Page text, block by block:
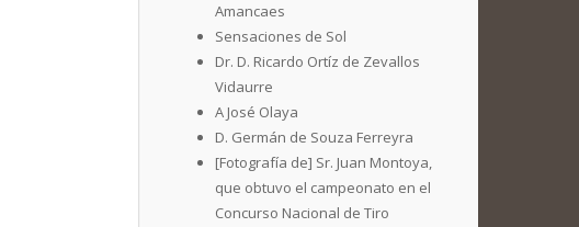
Amancaes
Sensaciones de Sol
Dr. D. Ricardo Ortíz de Zevallos
Vidaurre
A José Olaya
D. Germán de Souza Ferreyra
[Fotografía de] Sr. Juan Montoya,
que obtuvo el campeonato en el
Concurso Nacional de Tiro